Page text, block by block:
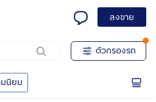
ลงขาย
ตัวกรองรถ
นิยม